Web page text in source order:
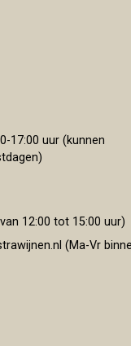
17:00 uur (kunnen
12:00 tot 15:00 uur)
(Ma-Vr